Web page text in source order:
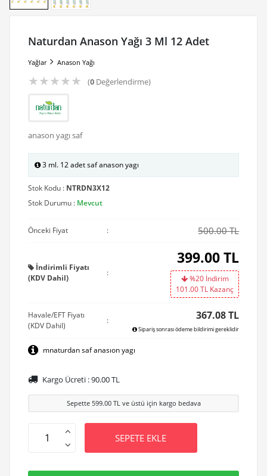
Naturdan Anason Yağı 3 Ml 12 Adet
Yağlar Anason Yağı
★★★★★ (0Değerlendirme)
anason yagı saf
3 ml. 12 adet saf anason yagı
Stok Kodu : NTRDN3X12
Stok Durumu : Mevcut
Önceki Fiyat : 500.00 TL
İndirimli Fiyatı
(KDV Dahil)
:
399.00TL
%20 İndirim
101.00TL Kazanç
Havale/EFT Fiyatı
(KDV Dahil)
: 367.08 TL
Sipariş sonrası ödeme bildirimi gereklidir
mnaturdan saf anasıon yagı
Kargo Ücreti :90.00TL
Sepette 599.00TL ve üstü için kargo bedava
SEPETE EKLE